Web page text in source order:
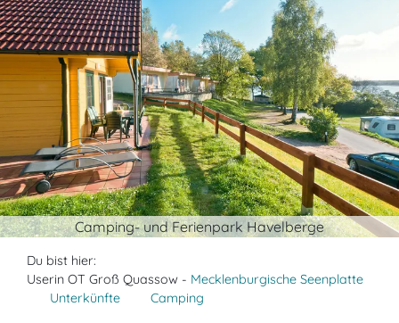
Camping- und Ferienpark Havelberge
Du bist hier:
Userin OT Groß Quassow - Mecklenburgische Seenplatte
Unterkünfte
Camping